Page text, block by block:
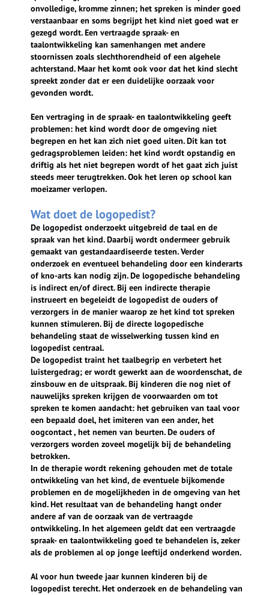
onvolledige, kromme zinnen; het spreken is minder goed
verstaanbaar en soms begrijpt het kind niet goed wat er
gezegd wordt. Een vertraagde spraak- en
taalontwikkeling kan samenhangen met andere
stoornissen zoals slechthorendheid of een algehele
achterstand. Maar het komt ook voor dat het kind slecht
spreekt zonder dat er een duidelijke oorzaak voor
gevonden wordt.
Een vertraging in de spraak- en taalontwikkeling geeft
problemen: het kind wordt door de omgeving niet
begrepen en het kan zich niet goed uiten. Dit kan tot
gedragsproblemen leiden: het kind wordt opstandig en
driftig als het niet begrepen wordt of het gaat zich juist
steeds meer terugtrekken. Ook het leren op school kan
moeizamer verlopen.
Wat doet de logopedist?
De logopedist onderzoekt uitgebreid de taal en de
spraak van het kind. Daarbij wordt ondermeer gebruik
gemaakt van gestandaardiseerde testen. Verder
onderzoek en eventueel behandeling door een kinderarts
of kno-arts kan nodig zijn. De logopedische behandeling
is indirect en/of direct. Bij een indirecte therapie
instrueert en begeleidt de logopedist de ouders of
verzorgers in de manier waarop ze het kind tot spreken
kunnen stimuleren. Bij de directe logopedische
behandeling staat de wisselwerking tussen kind en
logopedist centraal.
De logopedist traint het taalbegrip en verbetert het
luistergedrag; er wordt gewerkt aan de woordenschat, de
zinsbouw en de uitspraak. Bij kinderen die nog niet of
nauwelijks spreken krijgen de voorwaarden om tot
spreken te komen aandacht: het gebruiken van taal voor
een bepaald doel, het imiteren van een ander, het
oogcontact , het nemen van beurten. De ouders of
verzorgers worden zoveel mogelijk bij de behandeling
betrokken.
In de therapie wordt rekening gehouden met de totale
ontwikkeling van het kind, de eventuele bijkomende
problemen en de mogelijkheden in de omgeving van het
kind. Het resultaat van de behandeling hangt onder
andere af van de oorzaak van de vertraagde
ontwikkeling. In het algemeen geldt dat een vertraagde
spraak- en taalontwikkeling goed te behandelen is, zeker
als de problemen al op jonge leeftijd onderkend worden.
Al voor hun tweede jaar kunnen kinderen bij de
logopedist terecht. Het onderzoek en de behandeling van